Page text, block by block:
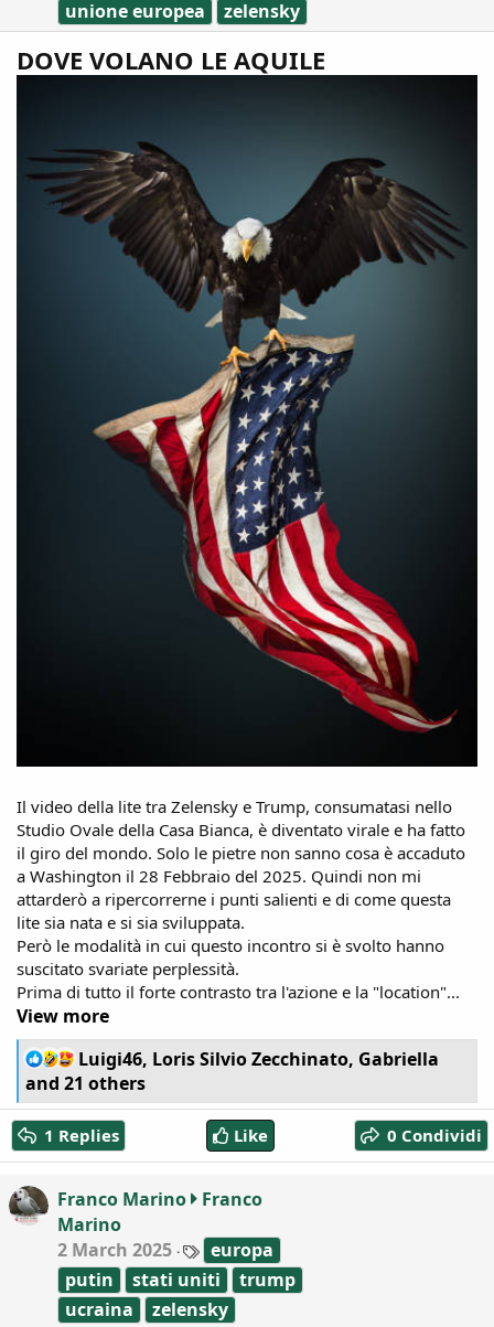
unione europea zelensky
DOVE VOLANO LE AQUILE
Il video della lite tra Zelensky e Trump, consumatasi nello
Studio Ovale della Casa Bianca, è diventato virale e ha fatto
il giro del mondo. Solo le pietre non sanno cosa è accaduto
a Washington il 28 Febbraio del 2025. Quindi non mi
attarderò a ripercorrerne i punti salienti e di come questa
lite sia nata e si sia sviluppata.
Però le modalità in cui questo incontro si è svolto hanno
suscitato svariate perplessità.
Prima di tutto il forte contrasto tra l'azione e la "location"...
View more
R
e
a
c
t
i
n
s
:
Luigi46, Loris Silvio Zecchinato, Gabriella
and 21 others
1 Replies Like 0 Condividi
Franco Marino
Franco
Marino
2 March 2025
T
a
g
s
europa
putin
stati uniti
trump
ucraina
zelensky